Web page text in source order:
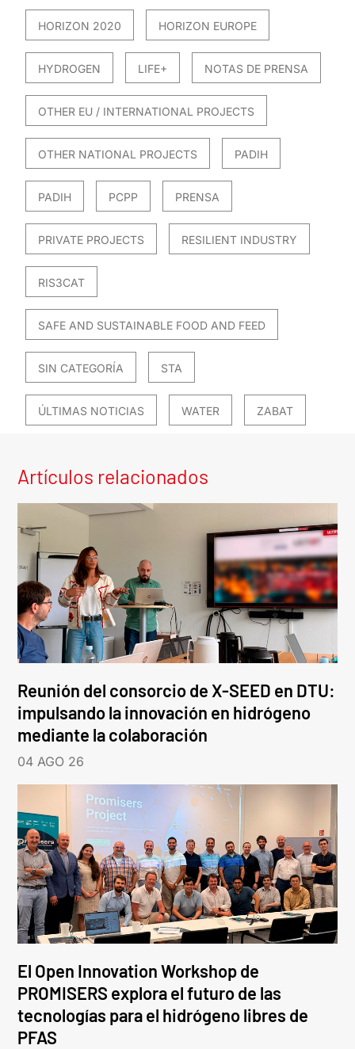
HORIZON 2020 HORIZON EUROPE
HYDROGEN LIFE+ NOTAS DE PRENSA
OTHER EU / INTERNATIONAL PROJECTS
OTHER NATIONAL PROJECTS PADIH
PADIH PCPP PRENSA
PRIVATE PROJECTS RESILIENT INDUSTRY
RIS3CAT
SAFE AND SUSTAINABLE FOOD AND FEED
SIN CATEGORÍA STA
ÚLTIMAS NOTICIAS WATER ZABAT
Artículos relacionados
Reunión del consorcio de X-SEED en DTU:
impulsando la innovación en hidrógeno
mediante la colaboración
04 AGO 26
El Open Innovation Workshop de
PROMISERS explora el futuro de las
tecnologías para el hidrógeno libres de
PFAS